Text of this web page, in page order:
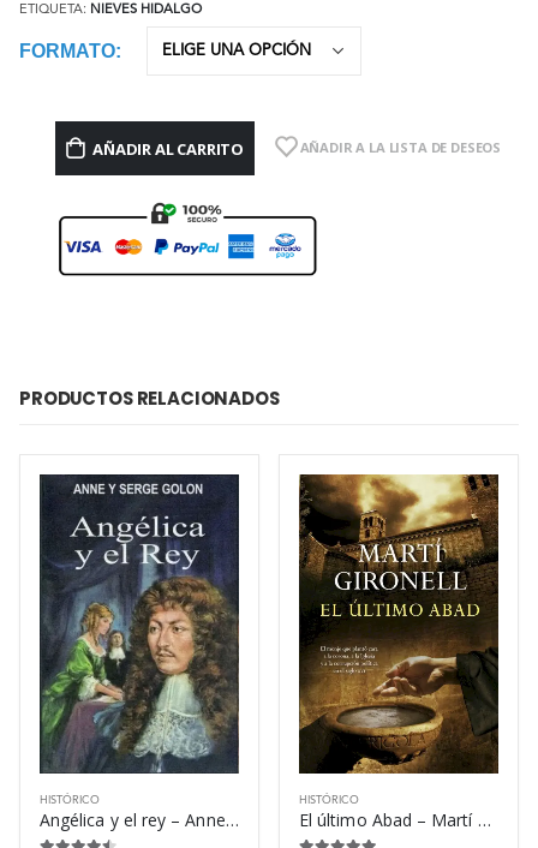
ETIQUETA: NIEVES HIDALGO
FORMATO
AÑADIR AL CARRITO AÑADIR A LA LISTA DE DESEOS
PRODUCTOS RELACIONADOS
HISTÓRICO
Angélica y el rey – Anne Golon
HISTÓRICO
El último Abad – Martí Gironell